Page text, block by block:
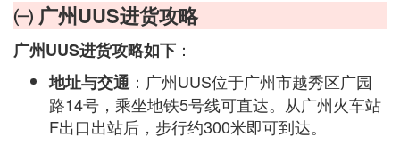
㈠ 广州UUS进货攻略
广州UUS进货攻略如下 ：
地址与交通 ：广州UUS位于广州市越秀区广园
路14号，乘坐地铁5号线可直达。从广州火车站
F出口出站后，步行约300米即可到达。